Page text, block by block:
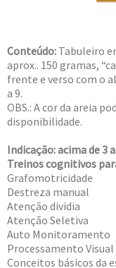
Conteúdo: Tabuleiro
aprox.. 150 gramas,
frente e verso com o
a 9.
OBS.: A cor da areia
disponibilidade.
Indicação: acima de 3
Treinos cognitivos
Grafomotricidade
Destreza manual
Atenção dividia
Atenção Seletiva
Auto Monitoramento
Processamento Visual
Conceitos básicos da